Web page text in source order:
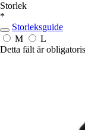
Storlek
*
Storleksguide
M
L
Detta fält är